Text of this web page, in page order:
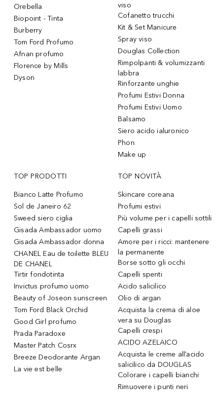
Orebella
Biopoint - Tinta
Burberry
Tom Ford Profumo
Afnan profumo
Florence by Mills
Dyson
viso
Cofanetto trucchi
Kit & Set Manicure
Spray viso
Douglas Collection
Rimpolpanti & volumizzanti
labbra
Rinforzante unghie
Profumi Estivi Donna
Profumi Estivi Uomo
Balsamo
Siero acido ialuronico
Phon
Make up
TOP PRODOTTI
Bianco Latte Profumo
Sol de Janeiro 62
Sweed siero ciglia
Gisada Ambassador uomo
Gisada Ambassador donna
CHANEL Eau de toilette BLEU
DE CHANEL
Tirtir fondotinta
Invictus profumo uomo
Beauty of Joseon sunscreen
Tom Ford Black Orchid
Good Girl profumo
Prada Paradoxe
Master Patch Cosrx
Breeze Deodorante Argan
La vie est belle
TOP NOVITÀ
Skincare coreana
Profumi estivi
Più volume per i capelli sottili
Capelli grassi
Amore per i ricci: mantenere
la permanente
Borse sotto gli occhi
Capelli spenti
Acido salicilico
Olio di argan
Acquista la crema di aloe
vera su Douglas
Capelli crespi
ACIDO AZELAICO
Acquista le creme all’acido
salicilico da DOUGLAS
Colorare i capelli bianchi
Rimuovere i punti neri